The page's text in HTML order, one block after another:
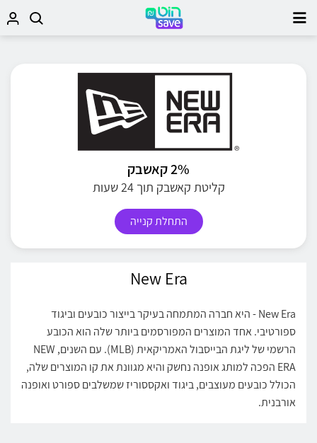
2% קאשבק
קליטת קאשבק תוך 24 שעות
התחלת קנייה
New Era
New Era - היא חברה המתמחה בעיקר בייצור כובעים וביגוד
ספורטיבי. אחד המוצרים המפורסמים ביותר שלה הוא הכובע
הרשמי של ליגת הבייסבול האמריקאית (MLB). עם השנים, NEW
ERA הפכה למותג אופנה נחשק והיא מגוונת את קו המוצרים שלה,
הכולל כובעים מעוצבים, ביגוד ואקססוריז שמשלבים ספורט ואופנה
אורבנית.